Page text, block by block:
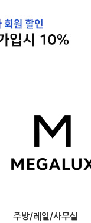
주방/레일/사무실